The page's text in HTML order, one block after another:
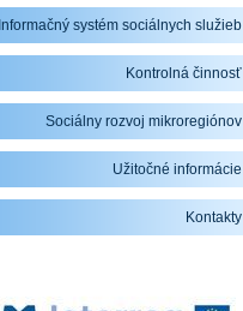
Informačný systém sociálnych služieb
Kontrolná činnosť
Sociálny rozvoj mikroregiónov
Užitočné informácie
Kontakty